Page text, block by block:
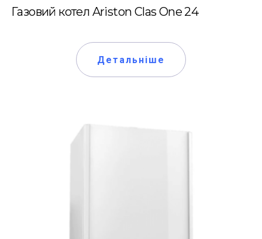
Газовий котел Ariston Clas One 24
Детальніше